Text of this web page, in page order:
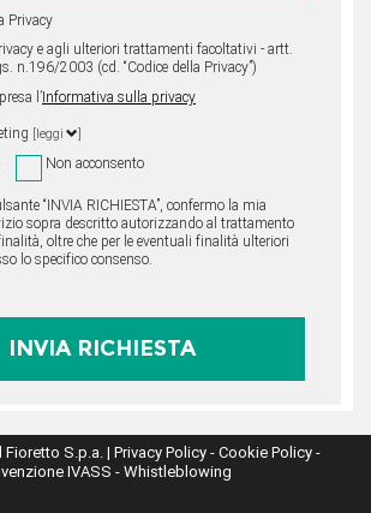
Privacy
e agli ulteriori trattamenti facoltativi - artt.
n.196/2003 (cd. “Codice della Privacy”)
l’Informativa sulla privacy
[leggi
Non acconsento
“INVIA RICHIESTA”, confermo la mia
sopra descritto autorizzando al trattamento
oltre che per le eventuali finalità ulteriori
lo specifico consenso.
S.p.a. | Privacy Policy - Cookie Policy -
IVASS - Whistleblowing